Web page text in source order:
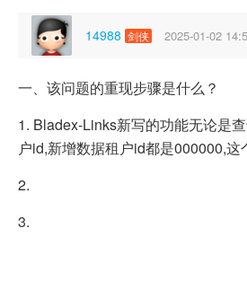
14988 剑侠 2025-01-02
一、该问题的重现步骤是什么？
1. Bladex-Links新写的功能无论是
户id,新增数据租户id都是000000,
2.
3.